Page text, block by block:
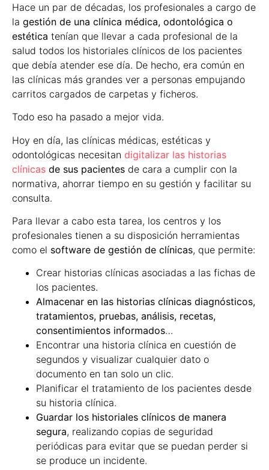
Hace un par de décadas, los profesionales a cargo de
la gestión de una clínica médica, odontológica o
estética tenían que llevar a cada profesional de la
salud todos los historiales clínicos de los pacientes
que debía atender ese día. De hecho, era común en
las clínicas más grandes ver a personas empujando
carritos cargados de carpetas y ficheros.
Todo eso ha pasado a mejor vida.
Hoy en día, las clínicas médicas, estéticas y
odontológicas necesitan digitalizar las historias
clínicas de sus pacientes de cara a cumplir con la
normativa, ahorrar tiempo en su gestión y facilitar su
consulta.
Para llevar a cabo esta tarea, los centros y los
profesionales tienen a su disposición herramientas
como el software de gestión de clínicas, que permite:
Crear historias clínicas asociadas a las fichas de
los pacientes.
Almacenar en las historias clínicas diagnósticos,
tratamientos, pruebas, análisis, recetas,
consentimientos informados…
Encontrar una historia clínica en cuestión de
segundos y visualizar cualquier dato o
documento en tan solo un clic.
Planificar el tratamiento de los pacientes desde
su historia clínica.
Guardar los historiales clínicos de manera
segura, realizando copias de seguridad
periódicas para evitar que se puedan perder si
se produce un incidente.